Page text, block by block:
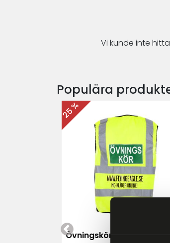
Vi kunde inte
Populära
25 %
Övningskörningsväst MC